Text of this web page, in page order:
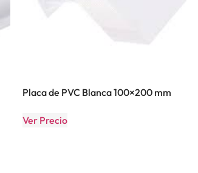
Placa de PVC Blanca 100×200 mm
Ver Precio